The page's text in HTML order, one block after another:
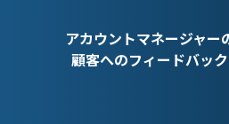
アカウントマネージャー
顧客へのフィードバッ